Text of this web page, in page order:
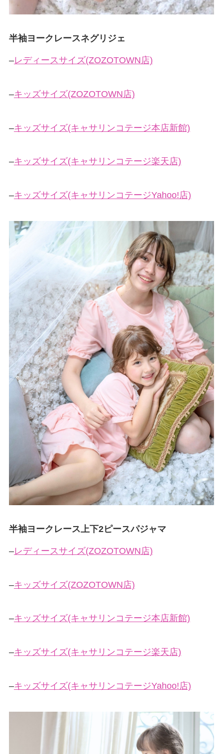
半袖ヨークレースネグリジェ
–レディースサイズ(ZOZOTOWN店)
–キッズサイズ(ZOZOTOWN店)
–キッズサイズ(キャサリンコテージ本店新館)
–キッズサイズ(キャサリンコテージ楽天店)
–キッズサイズ(キャサリンコテージYahoo!店)
半袖ヨークレース上下2ピースパジャマ
–レディースサイズ(ZOZOTOWN店)
–キッズサイズ(ZOZOTOWN店)
–キッズサイズ(キャサリンコテージ本店新館)
–キッズサイズ(キャサリンコテージ楽天店)
–キッズサイズ(キャサリンコテージYahoo!店)